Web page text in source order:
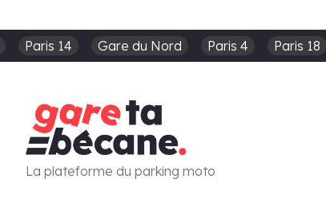
Paris 14 Gare du Nord Paris 4 Paris 18
La plateforme du parking moto